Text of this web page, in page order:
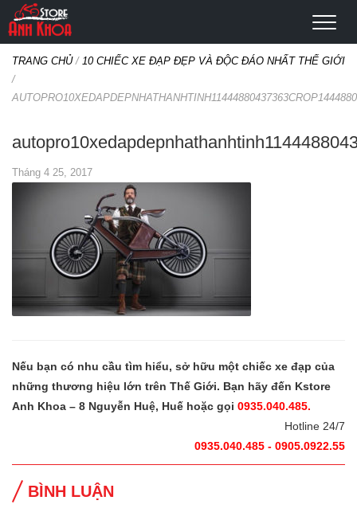
TRANG CHỦ/ 10 CHIẾC XE ĐẠP ĐẸP VÀ ĐỘC ĐÁO NHẤT THẾ GIỚI
/
Tháng 4 25, 2017
Nếu bạn có nhu cầu tìm hiểu, sở hữu một chiếc xe đạp của
những thương hiệu lớn trên Thế Giới. Bạn hãy đến Kstore
Anh Khoa – 8 Nguyễn Huệ, Huế hoặc gọi 0935.040.485.
Hotline 24/7
0935.040.485 - 0905.0922.55
BÌNH LUẬN